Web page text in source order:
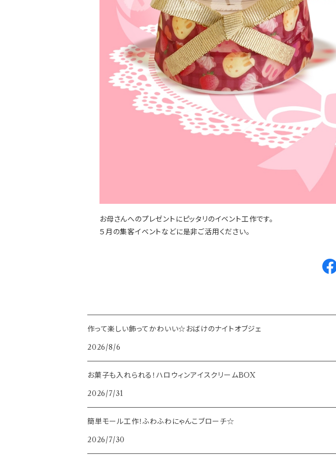
お母さんへのプレゼントにピッタリのイベント工作です。
５月の集客イベントなどに是非ご活用ください。
作って楽しい飾ってかわいい☆おばけのナイトオブジェ
2026/8/6
お菓子も入れられる！ハロウィンアイスクリームBOX
2026/7/31
簡単モール工作！ふわふわにゃんこブローチ☆
2026/7/30